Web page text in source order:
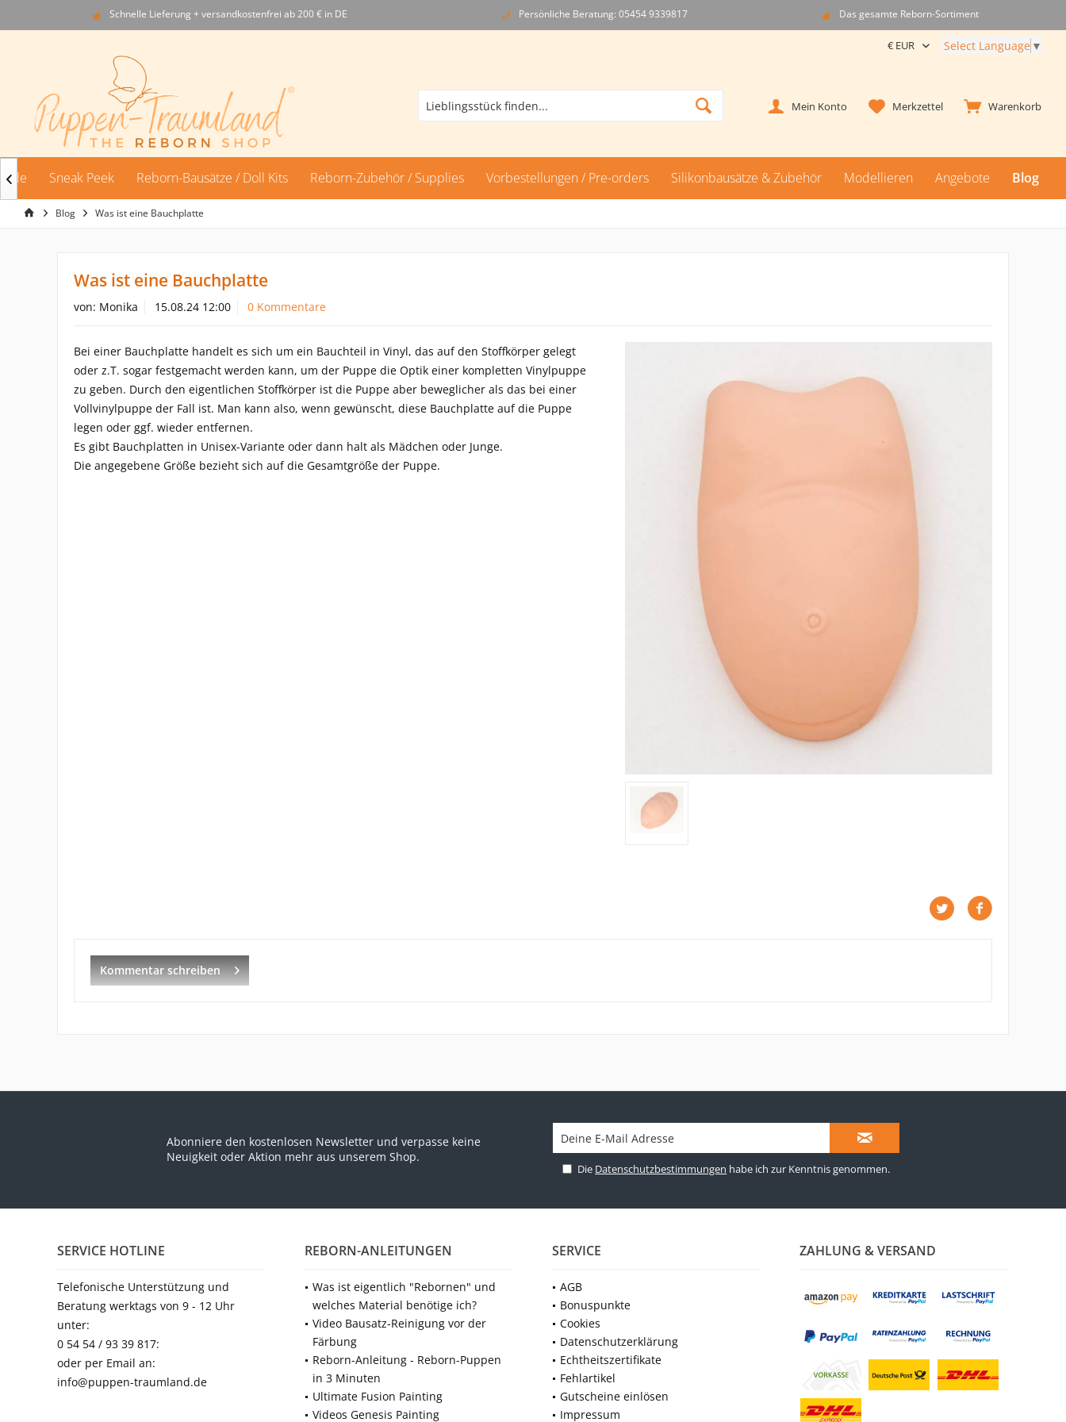
Schnelle Lieferung + versandkostenfrei ab 200 € in DE Persönliche Beratung: 05454 9339817 Das gesamte Reborn-Sortiment
Select Language ▼
Warenkorb
Merkzettel
Mein Konto
Sneak Peek Reborn-Bausätze / Doll Kits Reborn-Zubehör / Supplies Vorbestellungen / Pre-orders Silikonbausätze & Zubehör Modellieren Angebote Blog

Blog Was ist eine Bauchplatte
Was ist eine Bauchplatte
von: Monika 15.08.24 12:00 0 Kommentare
Bei einer Bauchplatte handelt es sich um ein Bauchteil in Vinyl, das auf den Stoffkörper gelegt
oder z.T. sogar festgemacht werden kann, um der Puppe die Optik einer kompletten Vinylpuppe
zu geben. Durch den eigentlichen Stoffkörper ist die Puppe aber beweglicher als das bei einer
Vollvinylpuppe der Fall ist. Man kann also, wenn gewünscht, diese Bauchplatte auf die Puppe
legen oder ggf. wieder entfernen.
Es gibt Bauchplatten in Unisex-Variante oder dann halt als Mädchen oder Junge.
Die angegebene Größe bezieht sich auf die Gesamtgröße der Puppe.
Kommentar schreiben
Abonniere den kostenlosen Newsletter und verpasse keine
Neuigkeit oder Aktion mehr aus unserem Shop.
Die Datenschutzbestimmungen habe ich zur Kenntnis genommen.
SERVICE HOTLINE
Telefonische Unterstützung und
Beratung werktags von 9 - 12 Uhr
unter:
0 54 54 / 93 39 817:
oder per Email an:
info@puppen-traumland.de
REBORN-ANLEITUNGEN
Was ist eigentlich "Rebornen" und
welches Material benötige ich?
Video Bausatz-Reinigung vor der
Färbung
Reborn-Anleitung - Reborn-Puppen
in 3 Minuten
Ultimate Fusion Painting
Videos Genesis Painting
SERVICE
AGB
Bonuspunkte
Cookies
Datenschutzerklärung
Echtheitszertifikate
Fehlartikel
Gutscheine einlösen
Impressum
ZAHLUNG & VERSAND